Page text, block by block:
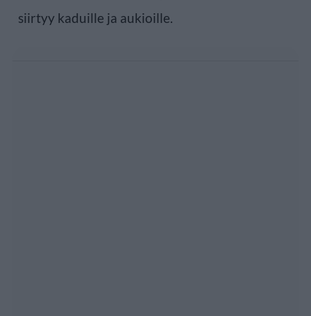
siirtyy kaduille ja aukioille.